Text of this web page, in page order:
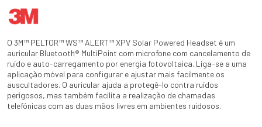
O 3M™ PELTOR™ WS™ ALERT™ XPV Solar Powered Headset é um
auricular Bluetooth® MultiPoint com microfone com cancelamento de
ruído e auto-carregamento por energia fotovoltaica. Liga-se a uma
aplicação móvel para configurar e ajustar mais facilmente os
auscultadores. O auricular ajuda a protegê-lo contra ruídos
perigosos, mas também facilita a realização de chamadas
telefónicas com as duas mãos livres em ambientes ruidosos.